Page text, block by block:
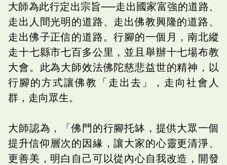
大師為此行定出宗旨──走出國家富強的道路、
走出人間光明的道路、走出佛教興隆的道路、
走出佛子正信的道路。行腳的一個月，南北縱
走十七縣市七百多公里，並且舉辦十七場布教
大會。此為大師效法佛陀慈悲益世的精神，以
行腳的方式讓佛教「走出去」，走向社會人
群，走向眾生。
大師認為，「佛門的行腳托缽，提供大眾一個
提升信仰層次的因緣，讓大家的心靈更清淨、
更善美，明白自己可以從內心自我改造，開發